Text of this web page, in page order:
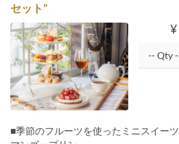
セット”
■季節のフルーツを使ったミニスイー